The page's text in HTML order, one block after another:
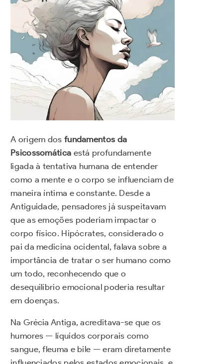
A origem dos fundamentos da
Psicossomática está profundamente
ligada à tentativa humana de entender
como a mente e o corpo se influenciam de
maneira íntima e constante. Desde a
Antiguidade, pensadores já suspeitavam
que as emoções poderiam impactar o
corpo físico. Hipócrates, considerado o
pai da medicina ocidental, falava sobre a
importância de tratar o ser humano como
um todo, reconhecendo que o
desequilíbrio emocional poderia resultar
em doenças.
Na Grécia Antiga, acreditava-se que os
humores — líquidos corporais como
sangue, fleuma e bile — eram diretamente